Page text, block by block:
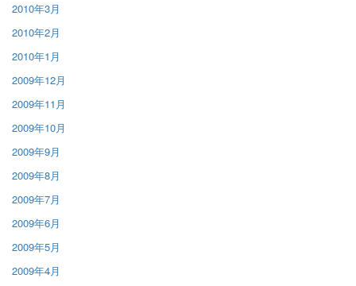
2010年3月
2010年2月
2010年1月
2009年12月
2009年11月
2009年10月
2009年9月
2009年8月
2009年7月
2009年6月
2009年5月
2009年4月